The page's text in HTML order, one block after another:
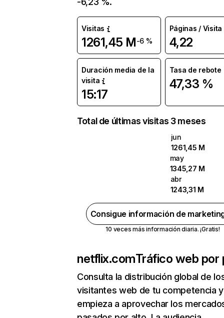
Visitas
1261,45 M-6 %
Páginas / Visita
4,22
Duración media de la
visita
15:17
Tasa de rebote
47,33 %
Total de últimas visitas 3 meses
jun
1261,45 M
may
1345,27 M
abr
1243,31 M
Consigue información de
10 veces más información diaria. ¡Gratis!
netflix.comTráfico web por
Consulta la distribución global de
visitantes web de tu competencia y
empieza a aprovechar los